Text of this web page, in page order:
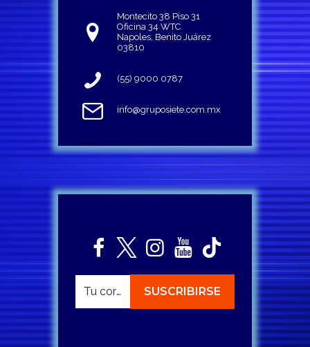
Montecito 38 Piso 31
Oficina 34 WTC
Napoles, Benito Juárez
03810
(55) 9000 0787
info@gruposiete.com.mx